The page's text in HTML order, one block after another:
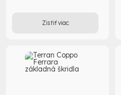
Zistiť viac